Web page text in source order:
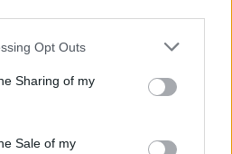
app uses one or more Google
behaviour. You may click to
and its third-party tags to
purposes in below Google
Opt Outs
Sharing of my
Sale of my
mert akkor
dolgozhatnak ki
a németek ellen